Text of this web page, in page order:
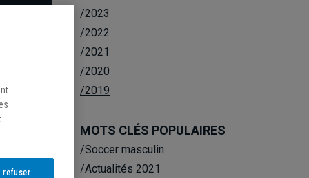
/2023
/2022
/2021
/2020
/2019
MOTS CLÉS POPULAIRES
/Soccer masculin
/Actualités 2021
refuser